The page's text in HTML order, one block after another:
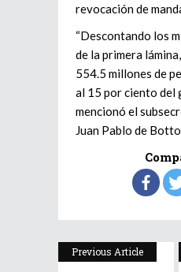
revocación de
“Descontando los
de la primera
554.5 millones de
al 15 por ciento del
mencionó el
Juan Pablo de
Previous Article